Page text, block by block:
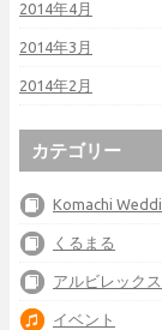
2014年4月
2014年3月
2014年2月
カテゴリー
Komachi
くるまる
アルビレックス
イベント